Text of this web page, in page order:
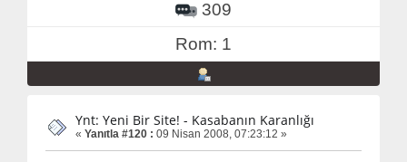
309
Rom: 1
Ynt: Yeni Bir Site! - Kasabanın Karanlığı
« Yanıtla #120 : 09 Nisan 2008, 07:23:12 »